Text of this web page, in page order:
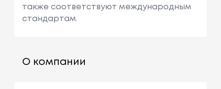
также соответствуют международным
стандартам.
О компании